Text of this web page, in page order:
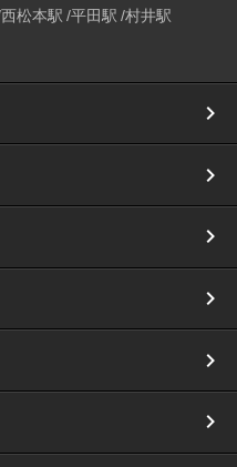
西松本駅 平田駅 村井駅